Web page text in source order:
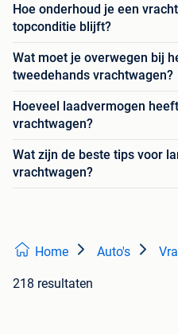
Hoe onderhoud je een
topconditie blijft?
Wat moet je overwegen bij
tweedehands vrachtwagen?
Hoeveel laadvermogen
vrachtwagen?
Wat zijn de beste tips voor
vrachtwagen?
Home Auto's
218 resultaten